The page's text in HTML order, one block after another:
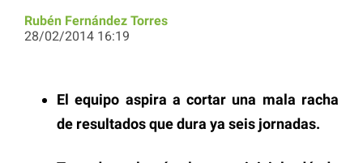
Rubén Fernández Torres
28/02/2014 16:19
El equipo aspira a cortar una mala racha
de resultados que dura ya seis jornadas.